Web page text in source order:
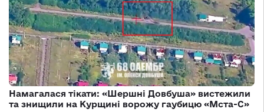
Намагалася тікати: «Шершні Довбуша» вистежили
та знищили на Курщині ворожу гаубицю «Мста-С»